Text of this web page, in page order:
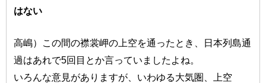
はない
高嶋）この間の襟裳岬の上空を通ったとき、日本列島通
過はあれで5回目とか言っていましたよね。
いろんな意見がありますが、いわゆる大気圏、上空